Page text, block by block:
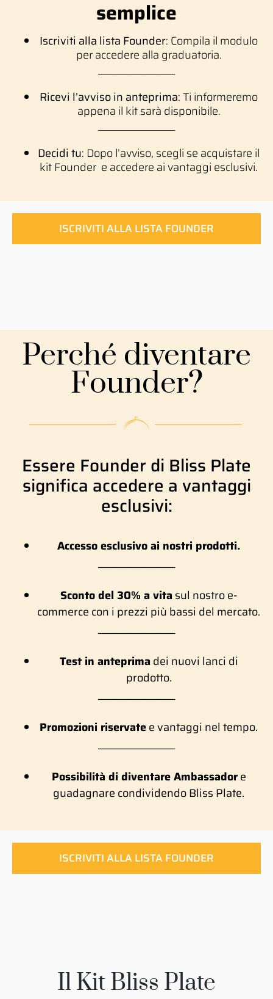
semplice
Iscriviti alla lista Founder: Compila il modulo
per accedere alla graduatoria.
Ricevi l’avviso in anteprima: Ti informeremo
appena il kit sarà disponibile.
Decidi tu: Dopo l’avviso, scegli se acquistare il
kit Founder e accedere ai vantaggi esclusivi.
ISCRIVITI ALLA LISTA FOUNDER
Perché diventare
Founder?
Essere Founder di Bliss Plate
significa accedere a vantaggi
esclusivi:
Accesso esclusivo ai nostri prodotti.
_____________________
Sconto del 30% a vita sul nostro e-
commerce con i prezzi più bassi del mercato.
_____________________
Test in anteprima dei nuovi lanci di
prodotto.
_____________________
Promozioni riservatee vantaggi nel tempo.
_____________________
Possibilità di diventare Ambassadore
guadagnare condividendo Bliss Plate.
ISCRIVITI ALLA LISTA FOUNDER
Il Kit Bliss Plate